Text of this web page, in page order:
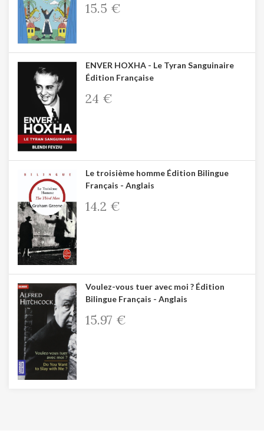
15.5 €
ENVER HOXHA - Le Tyran Sanguinaire
Édition Française
24 €
Le troisième homme Édition Bilingue
Français - Anglais
14.2 €
Voulez-vous tuer avec moi ? Édition
Bilingue Français - Anglais
15.97 €